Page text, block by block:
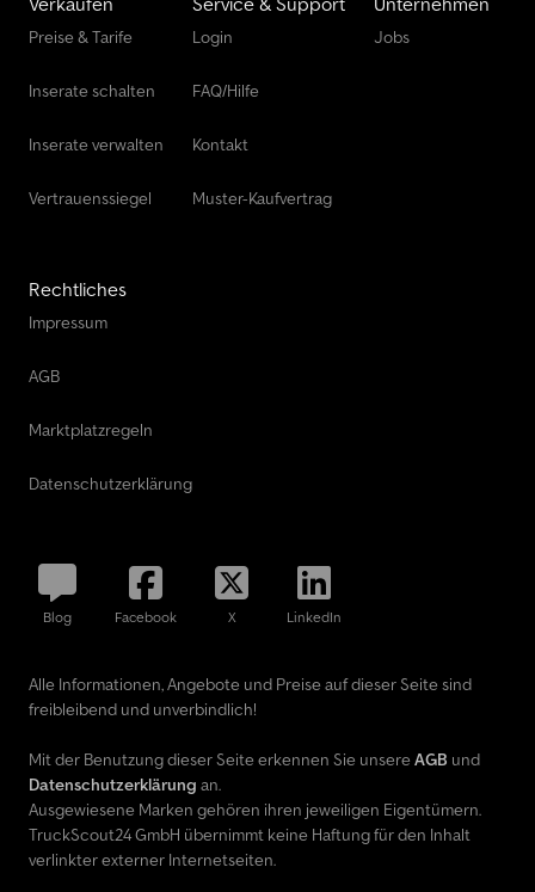
Preise & Tarife
Inserate schalten
Inserate verwalten
Vertrauenssiegel
Login
FAQ/Hilfe
Kontakt
Muster-Kaufvertrag
Jobs
Rechtliches
Impressum
AGB
Marktplatzregeln
Datenschutzerklärung
Blog Facebook X LinkedIn
Alle Informationen, Angebote und Preise auf dieser Seite sind
freibleibend und unverbindlich!
Mit der Benutzung dieser Seite erkennen Sie unsere AGB und
Datenschutzerklärung an.
Ausgewiesene Marken gehören ihren jeweiligen Eigentümern.
TruckScout24 GmbH übernimmt keine Haftung für den Inhalt
verlinkter externer Internetseiten.